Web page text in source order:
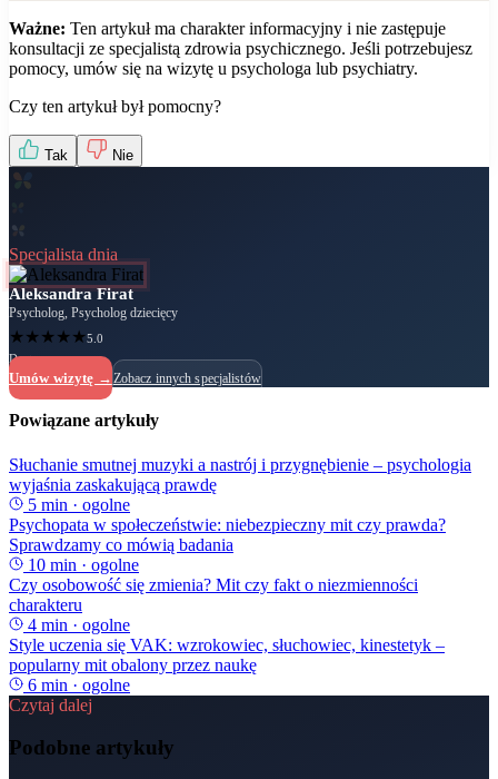
Ważne: Ten artykuł ma charakter informacyjny i nie zastępuje
konsultacji ze specjalistą zdrowia psychicznego. Jeśli potrzebujesz
pomocy, umów się na wizytę u psychologa lub psychiatry.
Czy ten artykuł był pomocny?
Tak Nie
Specjalista dnia
Aleksandra Firat
Psycholog, Psycholog dziecięcy
★★★★★5.0
Dostępny
Umów wizytę → Zobacz innych specjalistów
Powiązane artykuły
Słuchanie smutnej muzyki a nastrój i przygnębienie – psychologia
wyjaśnia zaskakującą prawdę
5 min · ogolne
Psychopata w społeczeństwie: niebezpieczny mit czy prawda?
Sprawdzamy co mówią badania
10 min · ogolne
Czy osobowość się zmienia? Mit czy fakt o niezmienności
charakteru
4 min · ogolne
Style uczenia się VAK: wzrokowiec, słuchowiec, kinestetyk –
popularny mit obalony przez naukę
6 min · ogolne
Czytaj dalej
Podobne artykuły